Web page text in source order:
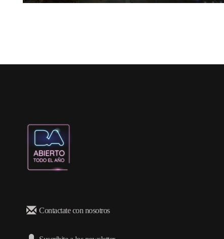
Contactate con nosotros